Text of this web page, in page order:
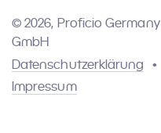
© 2026, Proficio Germany
GmbH
Datenschutzerklärung
Impressum